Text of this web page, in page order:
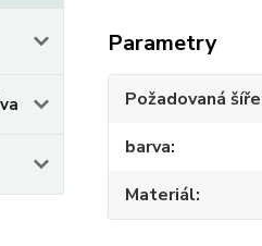
Parametry
Požadovaná šíře
barva
Materiál